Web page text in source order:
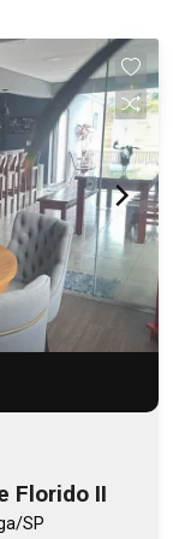
Florido II
SP